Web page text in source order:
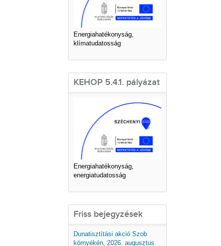
Energiahatékonyság,
klímatudatosság
KEHOP 5.4.1. pályázat
Energiahatékonyság,
energiatudatosság
Friss bejegyzések
Dunatisztítási akció Szob
környékén, 2026. augusztus